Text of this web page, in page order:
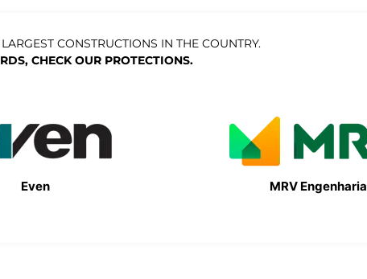
CONSTRUCTIONS IN THE COUNTRY.
CHECK OUR PROTECTIONS.
Even MRV Engenharia